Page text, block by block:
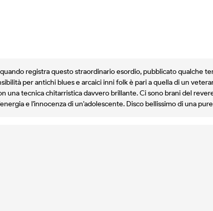
quando registra questo straordinario esordio, pubblicato qualche
per antichi blues e arcaici inni folk è pari a quella di un
una tecnica chitarristica davvero brillante. Ci sono brani del
e l'innocenza di un'adolescente. Disco bellissimo di una